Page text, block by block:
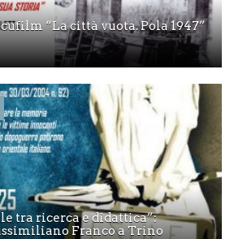
“La città vuota. Pola 1947”
tra ricerca e didattica”:
Franco a Trino